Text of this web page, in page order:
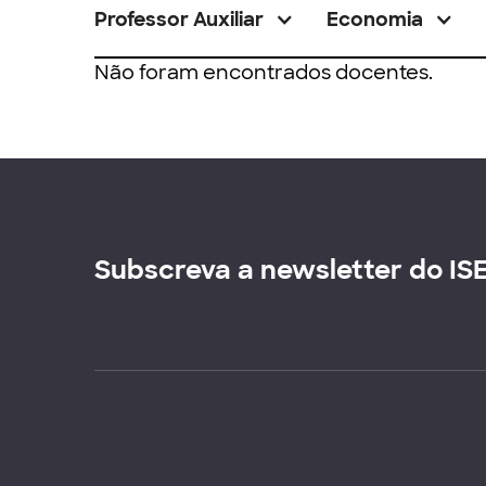
Professor Auxiliar Economia
Não foram encontrados docentes.
Subscreva a newsletter do